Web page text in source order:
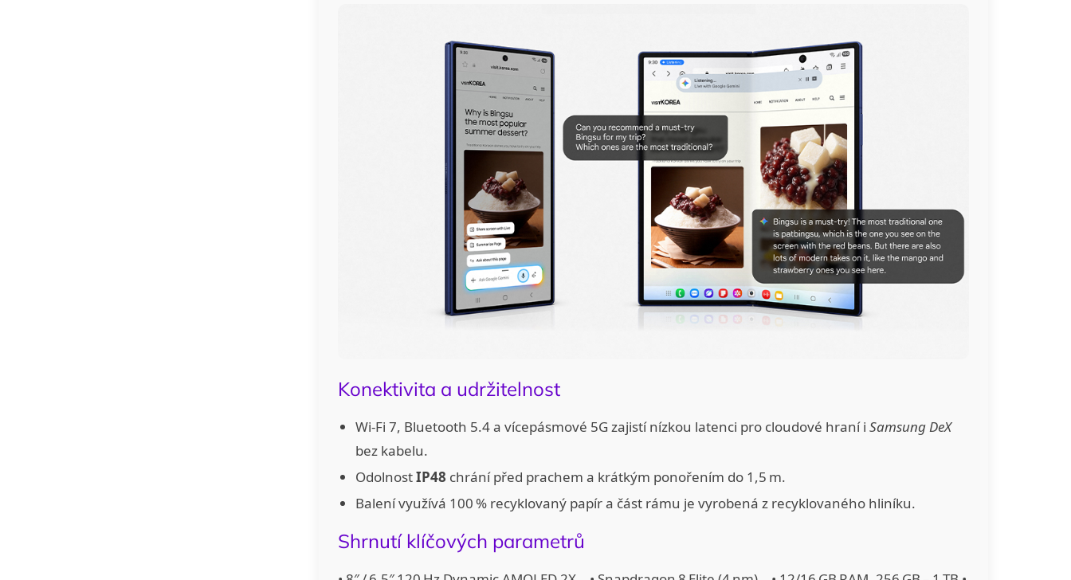
Konektivita a udržitelnost
Wi‑Fi 7, Bluetooth 5.4 a vícepásmové 5G zajistí nízkou latenci pro cloudové hraní i Samsung DeX
bez kabelu.
OdolnostIP48 chrání před prachem a krátkým ponořením do 1,5 m.
Balení využívá 100 % recyklovaný papír a část rámu je vyrobená z recyklovaného hliníku.
Shrnutí klíčových parametrů